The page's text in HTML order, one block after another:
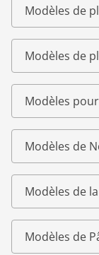
Modèles de
Modèles de
Modèles
Modèles de
Modèles de
Modèles de